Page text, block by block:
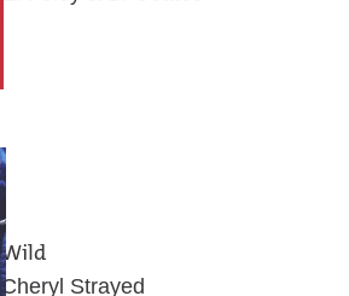
Wild
Cheryl Strayed